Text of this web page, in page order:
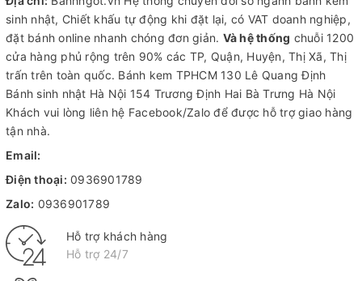
sinh nhật, Chiết khấu tự động khi đặt lại, có VAT doanh nghiệp,
đặt bánh online nhanh chóng đơn giản. Và hệ thống chuỗi 1200
cửa hàng phủ rộng trên 90% các TP, Quận, Huyện, Thị Xã, Thị
trấn trên toàn quốc. Bánh kem TPHCM130 Lê Quang Định
Bánh sinh nhật Hà Nội 154 Trương Định Hai Bà Trưng Hà Nội
Khách vui lòng liên hệ Facebook/Zalo để được hỗ trợ giao hàng
tận nhà.
Email:
Điện thoại: 0936901789
Zalo: 0936901789
Hỗ trợ khách hàng
Hỗ trợ 24/7